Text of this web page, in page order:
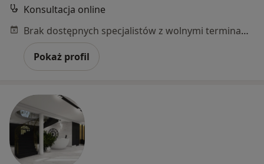
Konsultacja online
Brak dostępnych specjalistów z wolnymi terminami w tym centrum medycznym.
Pokaż profil